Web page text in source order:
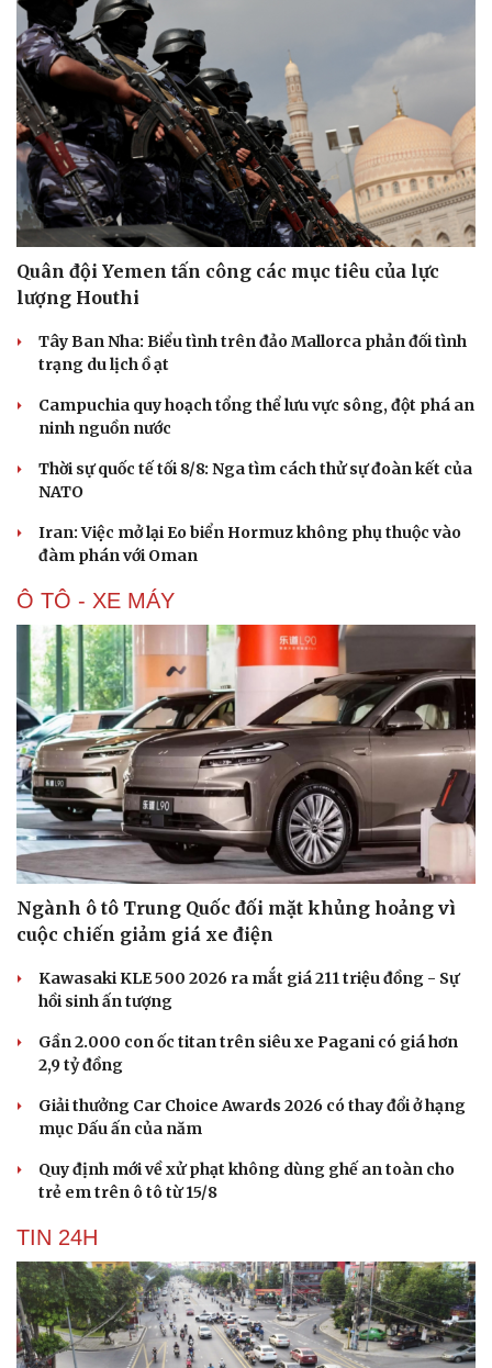
Du lịch
Tư vấn
Săn Tour
check-in
Podcast
Câu chuyện thời sự
Đọc truyện đêm khuya
Cửa sổ tình yêu
Kể chuyện cho bé
Hạt giống tâm hồn
Quân đội Yemen tấn công các mục tiêu của lực
lượng Houthi
Tây Ban Nha: Biểu tình trên đảo Mallorca phản đối tình
trạng du lịch ồ ạt
Campuchia quy hoạch tổng thể lưu vực sông, đột phá an
ninh nguồn nước
Thời sự quốc tế tối 8/8: Nga tìm cách thử sự đoàn kết của
NATO
Iran: Việc mở lại Eo biển Hormuz không phụ thuộc vào
đàm phán với Oman
Ô TÔ - XE MÁY
Ngành ô tô Trung Quốc đối mặt khủng hoảng vì
cuộc chiến giảm giá xe điện
Kawasaki KLE 500 2026 ra mắt giá 211 triệu đồng - Sự
hồi sinh ấn tượng
Gần 2.000 con ốc titan trên siêu xe Pagani có giá hơn
2,9 tỷ đồng
Giải thưởng Car Choice Awards 2026 có thay đổi ở hạng
mục Dấu ấn của năm
Quy định mới về xử phạt không dùng ghế an toàn cho
trẻ em trên ô tô từ 15/8
TIN 24H